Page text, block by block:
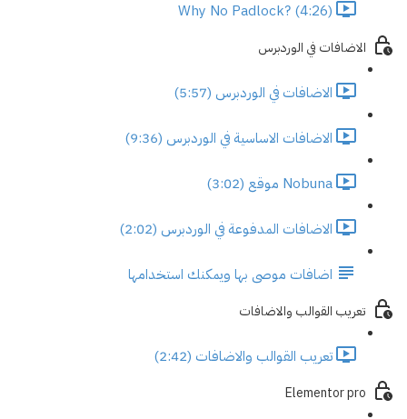
Why No Padlock? (4:26)
الاضافات في الوردبرس
الاضافات في الوردبرس (5:57)
الاضافات الاساسية في الوردبرس (9:36)
Nobuna موقع (3:02)
الاضافات المدفوعة في الوردبرس (2:02)
اضافات موصى بها ويمكنك استخدامها
تعريب القوالب والاضافات
تعريب القوالب والاضافات (2:42)
Elementor pro